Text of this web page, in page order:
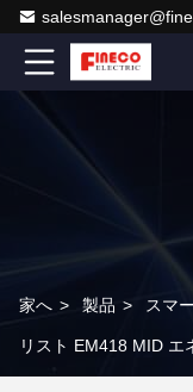
家へ > 製品 > スマ
リスト EM418 MID